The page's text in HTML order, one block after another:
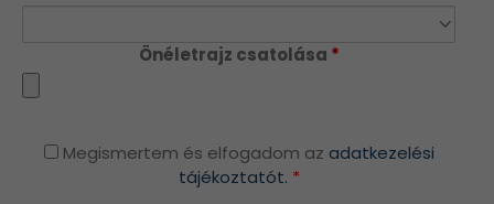
Önéletrajz csatolása *
Megismertem és elfogadom az adatkezelési
tájékoztatót. *